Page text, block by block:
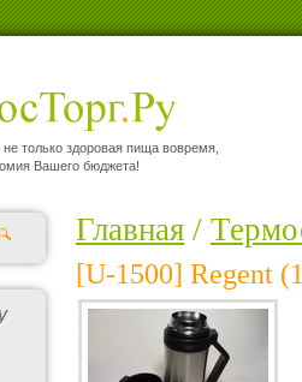
только здоровая пища вовремя,
Вашего бюджета!
Главная /
[U-1500] Regent